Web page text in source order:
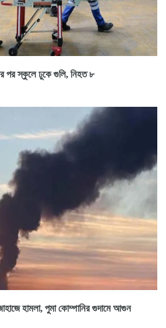
পর স্কুলে ঢুকে গুলি, নিহত ৮
হামলা, পুমা কোম্পানির গুদামে আগুন